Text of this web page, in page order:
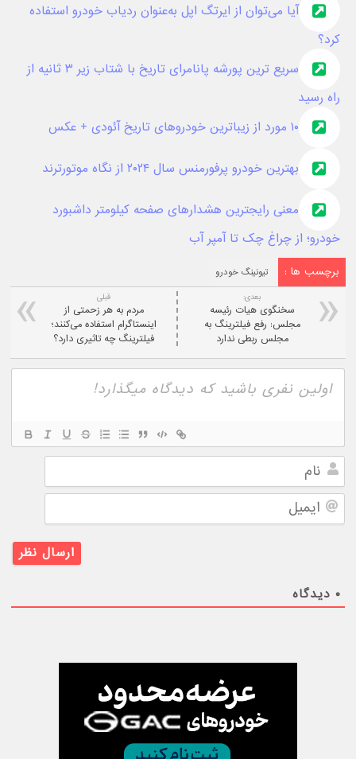
آیا می‌توان از ایرتگ اپل به‌عنوان ردیاب خودرو استفاده
کرد؟
سریع ترین پورشه پانامرای تاریخ با شتاب زیر ۳ ثانیه از
راه رسید
۱۰ مورد از زیباترین خودروهای تاریخ آئودی + عکس
بهترین خودرو پرفورمنس سال ۲۰۲۴ از نگاه موتورترند
معنی رایجترین هشدارهای صفحه کیلومتر داشبورد
خودرو؛ از چراغ چک تا آمپر آب
برچسب ها : تیونینگ خودرو
قبلی
مردم به هر زحمتی از
اینستاگرام استفاده می‌کنند؛
فیلترینگ چه تاثیری دارد؟
بعدی:
سخنگوی هیات رئیسه
مجلس: رفع فیلترینگ به
مجلس ربطی ندارد
نام
ایمیل
۰ دیدگاه